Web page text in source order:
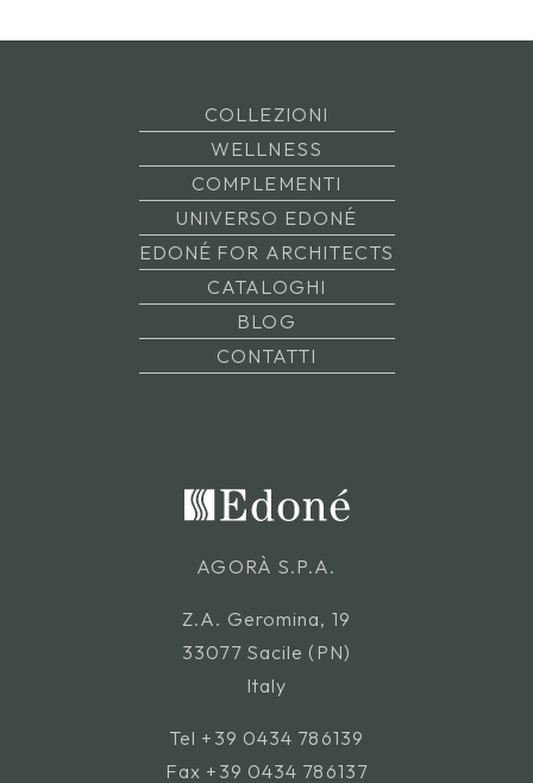
COLLEZIONI
WELLNESS
COMPLEMENTI
UNIVERSO EDONÉ
EDONÉ FOR ARCHITECTS
CATALOGHI
BLOG
CONTATTI
AGORÀ S.P.A.
Z.A. Geromina, 19
33077 Sacile (PN)
Italy
Tel +39 0434 786139
Fax +39 0434 786137